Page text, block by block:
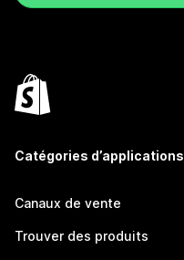
Catégories d’applications
Canaux de vente
Trouver des produits